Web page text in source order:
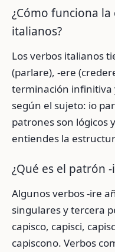
¿Cómo funciona
italianos?
Los verbos italianos
(parlare), -ere
terminación infinitiva
según el sujeto: io
patrones son lógicos
entiendes la
¿Qué es el patrón
Algunos verbos -ire
singulares y tercera
capisco, capisci,
capiscono. Verbos